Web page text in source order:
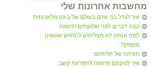
מחשבות אחרונות שלי
איך לגדל בני אדם בעולם של בינה מלאכותית
כמה דברים לפני שלוקחים תרופות
למה אנחנו לא מצליחים להרגיש שעשינו
מספיק?
חזרתה של הליתיום
איך למקסם תרופות להפרעת קשב